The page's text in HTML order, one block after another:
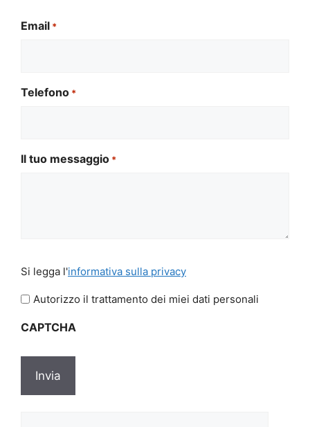
Email *
Telefono *
Il tuo messaggio *
legga
l'informativa
privacy
Si legga l'informativa sulla privacy
Autorizzo il trattamento dei miei dati personali
CAPTCHA